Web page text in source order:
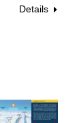
Details